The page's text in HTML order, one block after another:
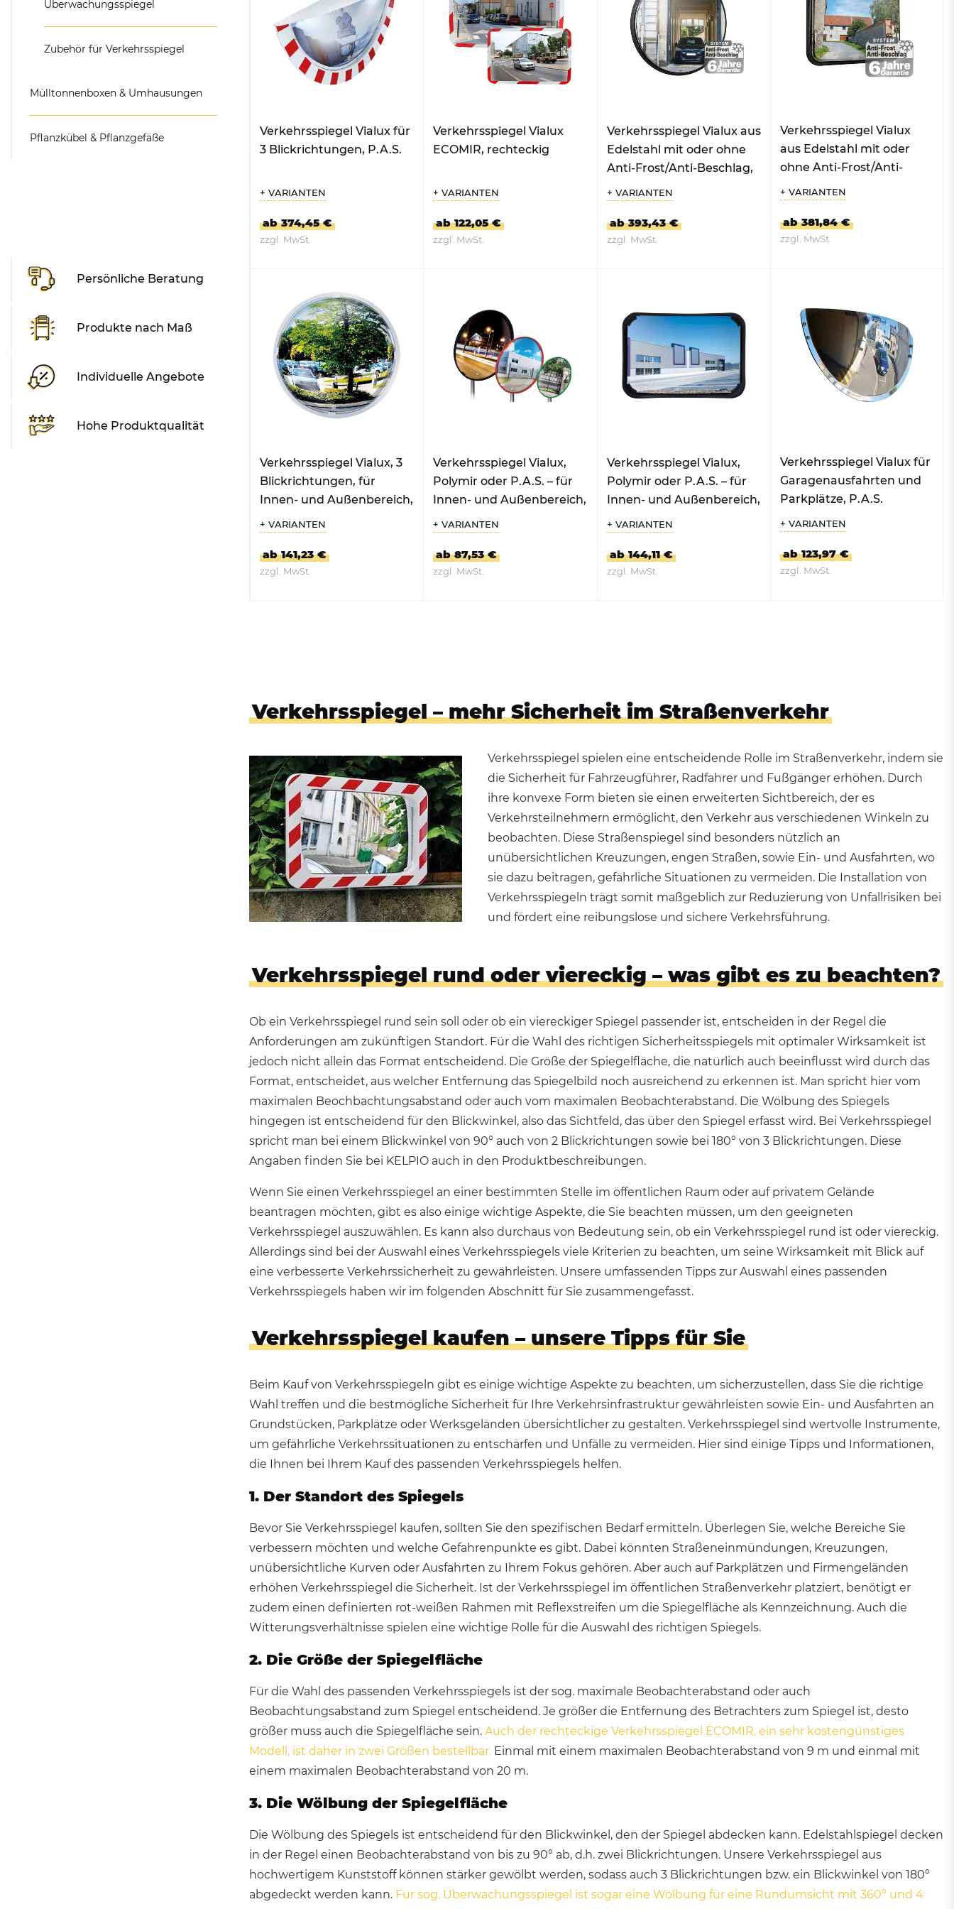
Hundekotbeutelspender Mülltonnen
Händedesinfektionsspender
Zubehör für Abfallbehälter
Überwachungsspiegel
Zubehör für Verkehrsspiegel
Mülltonnenboxen & Umhausungen
Pflanzkübel & Pflanzgefäße
Persönliche Beratung
Produkte nach Maß
Individuelle Angebote
Hohe Produktqualität
Verkehrsspiegel Vialux für
3 Blickrichtungen, P.A.S.
+ VARIANTEN
ab 374,45 €
zzgl. MwSt.
Verkehrsspiegel Vialux
ECOMIR, rechteckig
+ VARIANTEN
ab 122,05 €
zzgl. MwSt.
Verkehrsspiegel Vialux aus
Edelstahl mit oder ohne
Anti-Frost/Anti-Beschlag,
+ VARIANTEN
ab 393,43 €
zzgl. MwSt.
Verkehrsspiegel Vialux
aus Edelstahl mit oder
ohne Anti-Frost/Anti-
+ VARIANTEN
ab 381,84 €
zzgl. MwSt.
Verkehrsspiegel Vialux, 3
Blickrichtungen, für
Innen- und Außenbereich,
+ VARIANTEN
ab 141,23 €
zzgl. MwSt.
Verkehrsspiegel Vialux,
Polymir oder P.A.S. – für
Innen- und Außenbereich,
+ VARIANTEN
ab 87,53 €
zzgl. MwSt.
Verkehrsspiegel Vialux,
Polymir oder P.A.S. – für
Innen- und Außenbereich,
+ VARIANTEN
ab 144,11 €
zzgl. MwSt.
Verkehrsspiegel Vialux für
Garagenausfahrten und
Parkplätze, P.A.S.
+ VARIANTEN
ab 123,97 €
zzgl. MwSt.
Verkehrsspiegel – mehr Sicherheit im Straßenverkehr
Verkehrsspiegel spielen eine entscheidende Rolle im Straßenverkehr, indem sie
die Sicherheit für Fahrzeugführer, Radfahrer und Fußgänger erhöhen. Durch
ihre konvexe Form bieten sie einen erweiterten Sichtbereich, der es
Verkehrsteilnehmern ermöglicht, den Verkehr aus verschiedenen Winkeln zu
beobachten. Diese Straßenspiegel sind besonders nützlich an
unübersichtlichen Kreuzungen, engen Straßen, sowie Ein- und Ausfahrten, wo
sie dazu beitragen, gefährliche Situationen zu vermeiden. Die Installation von
Verkehrsspiegeln trägt somit maßgeblich zur Reduzierung von Unfallrisiken bei
und fördert eine reibungslose und sichere Verkehrsführung.
Verkehrsspiegel rund oder viereckig – was gibt es zu beachten?
Ob ein Verkehrsspiegel rund sein soll oder ob ein viereckiger Spiegel passender ist, entscheiden in der Regel die
Anforderungen am zukünftigen Standort. Für die Wahl des richtigen Sicherheitsspiegels mit optimaler Wirksamkeit ist
jedoch nicht allein das Format entscheidend. Die Größe der Spiegelfläche, die natürlich auch beeinflusst wird durch das
Format, entscheidet, aus welcher Entfernung das Spiegelbild noch ausreichend zu erkennen ist. Man spricht hier vom
maximalen Beochbachtungsabstand oder auch vom maximalen Beobachterabstand. Die Wölbung des Spiegels
hingegen ist entscheidend für den Blickwinkel, also das Sichtfeld, das über den Spiegel erfasst wird. Bei Verkehrsspiegel
spricht man bei einem Blickwinkel von 90° auch von 2 Blickrichtungen sowie bei 180° von 3 Blickrichtungen. Diese
Angaben finden Sie bei KELPIO auch in den Produktbeschreibungen.
Wenn Sie einen Verkehrsspiegel an einer bestimmten Stelle im öffentlichen Raum oder auf privatem Gelände
beantragen möchten, gibt es also einige wichtige Aspekte, die Sie beachten müssen, um den geeigneten
Verkehrsspiegel auszuwählen. Es kann also durchaus von Bedeutung sein, ob ein Verkehrsspiegel rund ist oder viereckig.
Allerdings sind bei der Auswahl eines Verkehrsspiegels viele Kriterien zu beachten, um seine Wirksamkeit mit Blick auf
eine verbesserte Verkehrssicherheit zu gewährleisten. Unsere umfassenden Tipps zur Auswahl eines passenden
Verkehrsspiegels haben wir im folgenden Abschnitt für Sie zusammengefasst.
Verkehrsspiegel kaufen – unsere Tipps für Sie
Beim Kauf von Verkehrsspiegeln gibt es einige wichtige Aspekte zu beachten, um sicherzustellen, dass Sie die richtige
Wahl treffen und die bestmögliche Sicherheit für Ihre Verkehrsinfrastruktur gewährleisten sowie Ein- und Ausfahrten an
Grundstücken, Parkplätze oder Werksgeländen übersichtlicher zu gestalten. Verkehrsspiegel sind wertvolle Instrumente,
um gefährliche Verkehrssituationen zu entschärfen und Unfälle zu vermeiden. Hier sind einige Tipps und Informationen,
die Ihnen bei Ihrem Kauf des passenden Verkehrsspiegels helfen.
1. Der Standort des Spiegels
Bevor Sie Verkehrsspiegel kaufen, sollten Sie den spezifischen Bedarf ermitteln. Überlegen Sie, welche Bereiche Sie
verbessern möchten und welche Gefahrenpunkte es gibt. Dabei könnten Straßeneinmündungen, Kreuzungen,
unübersichtliche Kurven oder Ausfahrten zu Ihrem Fokus gehören. Aber auch auf Parkplätzen und Firmengeländen
erhöhen Verkehrsspiegel die Sicherheit. Ist der Verkehrsspiegel im öffentlichen Straßenverkehr platziert, benötigt er
zudem einen definierten rot-weißen Rahmen mit Reflexstreifen um die Spiegelfläche als Kennzeichnung. Auch die
Witterungsverhältnisse spielen eine wichtige Rolle für die Auswahl des richtigen Spiegels.
2. Die Größe der Spiegelfläche
Für die Wahl des passenden Verkehrsspiegels ist der sog. maximale Beobachterabstand oder auch
Beobachtungsabstand zum Spiegel entscheidend. Je größer die Entfernung des Betrachters zum Spiegel ist, desto
größer muss auch die Spiegelfläche sein. Auch der rechteckige Verkehrsspiegel ECOMIR, ein sehr kostengünstiges
Modell, ist daher in zwei Größen bestellbar. Einmal mit einem maximalen Beobachterabstand von 9 m und einmal mit
einem maximalen Beobachterabstand von 20 m.
3. Die Wölbung der Spiegelfläche
Die Wölbung des Spiegels ist entscheidend für den Blickwinkel, den der Spiegel abdecken kann. Edelstahlspiegel decken
in der Regel einen Beobachterabstand von bis zu 90° ab, d.h. zwei Blickrichtungen. Unsere Verkehrsspiegel aus
hochwertigem Kunststoff können stärker gewölbt werden, sodass auch 3 Blickrichtungen bzw. ein Blickwinkel von 180°
abgedeckt werden kann. Für sog. Überwachungsspiegel ist sogar eine Wölbung für eine Rundumsicht mit 360° und 4